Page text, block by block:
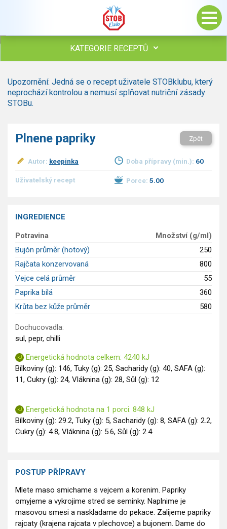
KATEGORIE RECEPTŮ
Polévky
Studená kuchyně
hovězí, telecí
vnitřnosti
Omáčky
Saláty
Sladké pokrmy
Dezerty
Nápoje
Ostatní
Dětské recepty
Upozornění: Jedná se o recept uživatele STOBklubu, který
neprochází kontrolou a nemusí splňovat nutriční zásady
STOBu.
Plnene papriky Zpět
Autor: keepinka Doba přípravy (min.): 60
Uživatelský recept Porce: 5.00
INGREDIENCE
Potravina
Množství (g/ml)
Bujón průměr (hotový)
250
Rajčata konzervovaná
800
Vejce celá průměr
55
Paprika bílá
360
Krůta bez kůže průměr
580
Dochucovadla:
sul, pepr, chilli
Energetická hodnota celkem: 4240 kJ
Bílkoviny (g): 146, Tuky (g): 25, Sacharidy (g): 40, SAFA (g):
11, Cukry (g): 24, Vláknina (g): 28, Sůl (g): 12
Energetická hodnota na 1 porci: 848 kJ
Bílkoviny (g): 29.2, Tuky (g): 5, Sacharidy (g): 8, SAFA (g): 2.2,
Cukry (g): 4.8, Vláknina (g): 5.6, Sůl (g): 2.4
POSTUP PŘÍPRAVY
Mlete maso smichame s vejcem a korenim. Papriky
omyjeme a vykrojime stred se seminky. Naplnime je
masovou smesi a naskladame do pekace. Zalijeme papriky
rajcaty (krajena rajcata v plechovce) a bujonem. Dame do